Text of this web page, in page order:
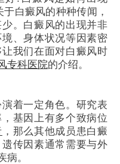
白癜风的种种传闻，
。白癜风的出现并非
、身体状况等因素密
我们在面对白癜风时
专科医院的介绍。
着一定角色。研究表
基因上有多个致病位
，那么其他成员患白癜
传因素通常需要与外
病。